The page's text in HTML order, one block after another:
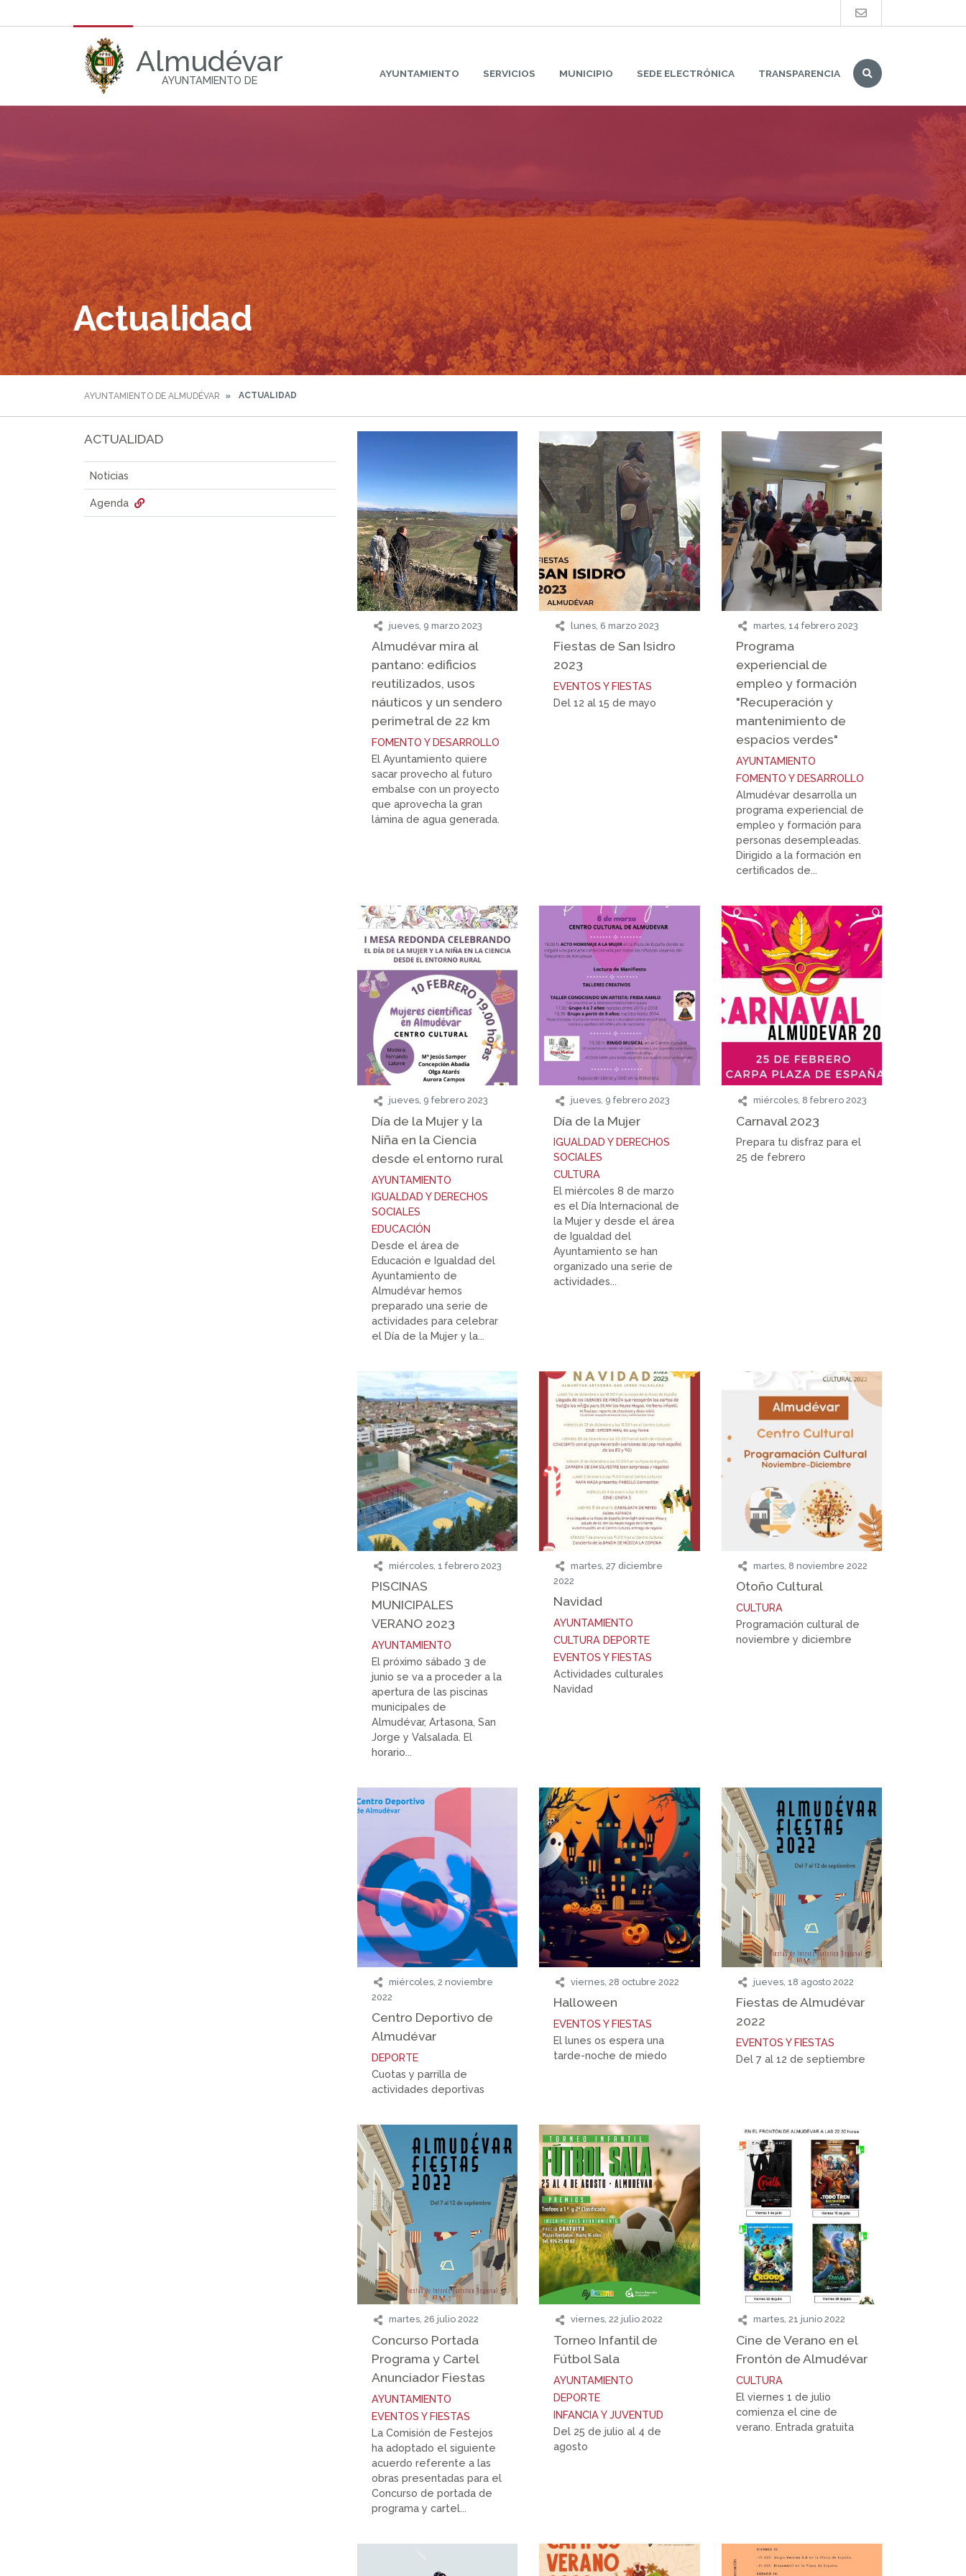
Almudévar
AYUNTAMIENTO DE
AYUNTAMIENTO SERVICIOS MUNICIPIO SEDE ELECTRÓNICA TRANSPARENCIA
Buscar
Actualidad
AYUNTAMIENTO DE ALMUDÉVAR ACTUALIDAD
ACTUALIDAD
Noticias
Agenda
jueves, 9 marzo 2023
Almudévar mira al
pantano: edificios
reutilizados, usos
náuticos y un sendero
perimetral de 22 km
FOMENTO Y DESARROLLO
El Ayuntamiento quiere
sacar provecho al futuro
embalse con un proyecto
que aprovecha la gran
lámina de agua generada.
lunes, 6 marzo 2023
Fiestas de San Isidro
2023
EVENTOS Y FIESTAS
Del 12 al 15 de mayo
martes, 14 febrero 2023
Programa
experiencial de
empleo y formación
"Recuperación y
mantenimiento de
espacios verdes"
AYUNTAMIENTO
FOMENTO Y DESARROLLO
Almudévar desarrolla un
programa experiencial de
empleo y formación para
personas desempleadas.
Dirigido a la formación en
certificados de...
jueves, 9 febrero 2023
Día de la Mujer y la
Niña en la Ciencia
desde el entorno rural
AYUNTAMIENTO
IGUALDAD Y DERECHOS
SOCIALES
EDUCACIÓN
Desde el área de
Educación e Igualdad del
Ayuntamiento de
Almudévar hemos
preparado una serie de
actividades para celebrar
el Día de la Mujer y la...
jueves, 9 febrero 2023
Día de la Mujer
IGUALDAD Y DERECHOS
SOCIALES
CULTURA
El miércoles 8 de marzo
es el Día Internacional de
la Mujer y desde el área
de Igualdad del
Ayuntamiento se han
organizado una serie de
actividades...
miércoles, 8 febrero 2023
Carnaval 2023
Prepara tu disfraz para el
25 de febrero
miércoles, 1 febrero 2023
PISCINAS
MUNICIPALES
VERANO 2023
AYUNTAMIENTO
El próximo sábado 3 de
junio se va a proceder a la
apertura de las piscinas
municipales de
Almudévar, Artasona, San
Jorge y Valsalada. El
horario...
martes, 27 diciembre
2022
Navidad
AYUNTAMIENTO
CULTURA DEPORTE
EVENTOS Y FIESTAS
Actividades culturales
Navidad
martes, 8 noviembre 2022
Otoño Cultural
CULTURA
Programación cultural de
noviembre y diciembre
miércoles, 2 noviembre
2022
Centro Deportivo de
Almudévar
DEPORTE
Cuotas y parrilla de
actividades deportivas
viernes, 28 octubre 2022
Halloween
EVENTOS Y FIESTAS
El lunes os espera una
tarde-noche de miedo
jueves, 18 agosto 2022
Fiestas de Almudévar
2022
EVENTOS Y FIESTAS
Del 7 al 12 de septiembre
martes, 26 julio 2022
Concurso Portada
Programa y Cartel
Anunciador Fiestas
AYUNTAMIENTO
EVENTOS Y FIESTAS
La Comisión de Festejos
ha adoptado el siguiente
acuerdo referente a las
obras presentadas para el
Concurso de portada de
programa y cartel...
viernes, 22 julio 2022
Torneo Infantil de
Fútbol Sala
AYUNTAMIENTO
DEPORTE
INFANCIA Y JUVENTUD
Del 25 de julio al 4 de
agosto
martes, 21 junio 2022
Cine de Verano en el
Frontón de Almudévar
CULTURA
El viernes 1 de julio
comienza el cine de
verano. Entrada gratuita